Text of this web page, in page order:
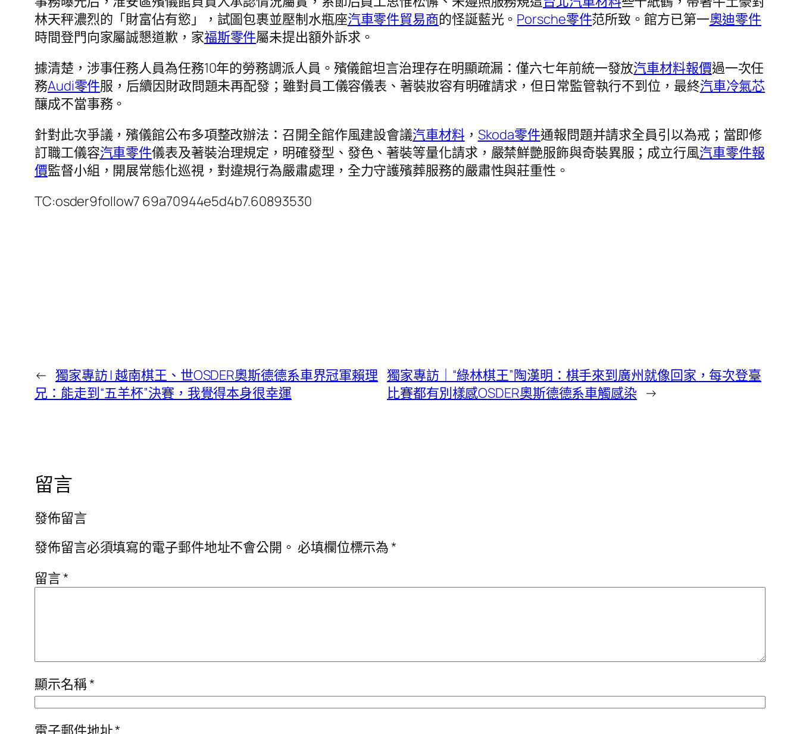
林天秤濃烈的「財富佔有慾」，試圖包裹並壓制水瓶座汽車零件貿易商的怪誕藍光。 Porsche零件范所致。館方已第一奧迪零件
時間登門向家屬誠懇道歉，家福斯零件屬未提出額外訴求。
據清楚，涉事任務人員為任務10年的勞務調派人員。殯儀館坦言治理存在明顯疏漏：僅六七年前統一發放汽車材料報價過一次任
務Audi零件服，后續因財政問題未再配發；雖對員工儀容儀表、著裝妝容有明確請求，但日常監管執行不到位，最終汽車冷氣芯
釀成不當事務。
針對此次爭議，殯儀館公布多項整改辦法：召開全館作風建設會議汽車材料， Skoda零件通報問題并請求全員引以為戒；當即修
訂職工儀容汽車零件儀表及著裝治理規定，明確發型、發色、著裝等量化請求，嚴禁鮮艷服飾與奇裝異服；成立行風汽車零件報
價監督小組，開展常態化巡視，對違規行為嚴肅處理，全力守護殯葬服務的嚴肅性與莊重性。
TC:osder9follow7 69a70944e5d4b7.60893530
← 獨家專訪 | 越南棋王、世OSDER奧斯德德系車界冠軍賴理
兄：能走到“五羊杯”決賽，我覺得本身很幸運
獨家專訪｜“綠林棋王”陶漢明：棋手來到廣州就像回家，每次登臺
比賽都有別樣感OSDER奧斯德德系車觸感染 →
留言
發佈留言
發佈留言必須填寫的電子郵件地址不會公開。 必填欄位標示為*
留言*
顯示名稱*